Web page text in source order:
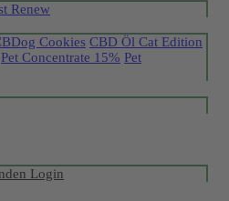
Renew
Cookies CBD Öl Cat Edition
Pet Concentrate 15% Pet
Login